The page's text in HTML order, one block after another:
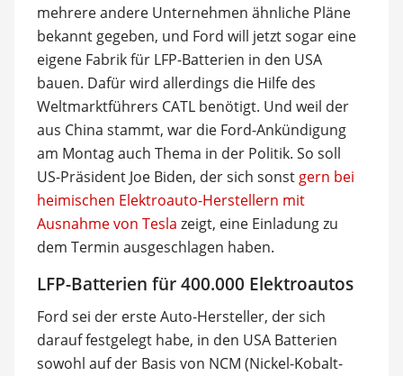
mehrere andere Unternehmen ähnliche Pläne
bekannt gegeben, und Ford will jetzt sogar eine
eigene Fabrik für LFP-Batterien in den USA
bauen. Dafür wird allerdings die Hilfe des
Weltmarktführers CATL benötigt. Und weil der
aus China stammt, war die Ford-Ankündigung
am Montag auch Thema in der Politik. So soll
US-Präsident Joe Biden, der sich sonst gern bei
heimischen Elektroauto-Herstellern mit
Ausnahme von Tesla zeigt, eine Einladung zu
dem Termin ausgeschlagen haben.
LFP-Batterien für 400.000 Elektroautos
Ford sei der erste Auto-Hersteller, der sich
darauf festgelegt habe, in den USA Batterien
sowohl auf der Basis von NCM (Nickel-Kobalt-